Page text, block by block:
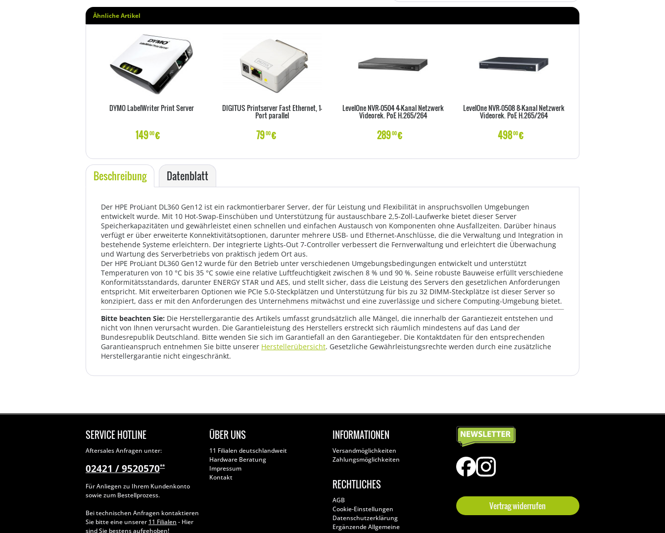
Ähnliche Artikel
DYMO LabelWriter Print Server
14900€
DIGITUS Printserver Fast Ethernet, 1-
Port parallel
7900€
LevelOne NVR-0504 4-Kanal Netzwerk
Videorek. PoE H.265/264
28900€
LevelOne NVR-0508 8-Kanal Netzwerk
Videorek. PoE H.265/264
49800€
Beschreibung Datenblatt
Der HPE ProLiant DL360 Gen12 ist ein rackmontierbarer Server, der für Leistung und Flexibilität in anspruchsvollen Umgebungen
entwickelt wurde. Mit 10 Hot-Swap-Einschüben und Unterstützung für austauschbare 2,5-Zoll-Laufwerke bietet dieser Server
Speicherkapazitäten und gewährleistet einen schnellen und einfachen Austausch von Komponenten ohne Ausfallzeiten. Darüber hinaus
verfügt er über erweiterte Konnektivitätsoptionen, darunter mehrere USB- und Ethernet-Anschlüsse, die die Verwaltung und Integration in
bestehende Systeme erleichtern. Der integrierte Lights-Out 7-Controller verbessert die Fernverwaltung und erleichtert die Überwachung
und Wartung des Serverbetriebs von praktisch jedem Ort aus.
Der HPE ProLiant DL360 Gen12 wurde für den Betrieb unter verschiedenen Umgebungsbedingungen entwickelt und unterstützt
Temperaturen von 10 °C bis 35 °C sowie eine relative Luftfeuchtigkeit zwischen 8 % und 90 %. Seine robuste Bauweise erfüllt verschiedene
Konformitätsstandards, darunter ENERGY STAR und AES, und stellt sicher, dass die Leistung des Servers den gesetzlichen Anforderungen
entspricht. Mit erweiterbaren Optionen wie PCIe 5.0-Steckplätzen und Unterstützung für bis zu 32 DIMM-Steckplätze ist dieser Server so
konzipiert, dass er mit den Anforderungen des Unternehmens mitwächst und eine zuverlässige und sichere Computing-Umgebung bietet.
Bitte beachten Sie: Die Herstellergarantie des Artikels umfasst grundsätzlich alle Mängel, die innerhalb der Garantiezeit entstehen und
nicht von Ihnen verursacht wurden. Die Garantieleistung des Herstellers erstreckt sich räumlich mindestens auf das Land der
Bundesrepublik Deutschland. Bitte wenden Sie sich im Garantiefall an den Garantiegeber. Die Kontaktdaten für den entsprechenden
Garantieanspruch entnehmen Sie bitte unserer Herstellerübersicht. Gesetzliche Gewährleistungsrechte werden durch eine zusätzliche
Herstellergarantie nicht eingeschränkt.
SERVICE HOTLINE
Aftersales Anfragen unter:
02421 / 9520570**
Für Anliegen zu Ihrem Kundenkonto
sowie zum Bestellprozess.
Bei technischen Anfragen kontaktieren
Sie bitte eine unserer 11 Filialen - Hier
sind Sie bestens aufgehoben!
ÜBER UNS
11 Filialen deutschlandweit
Hardware Beratung
Impressum
Kontakt
INFORMATIONEN
Versandmöglichkeiten
Zahlungsmöglichkeiten
RECHTLICHES
AGB
Cookie-Einstellungen
Datenschutzerklärung
Ergänzende Allgemeine
Vertrag widerrufen